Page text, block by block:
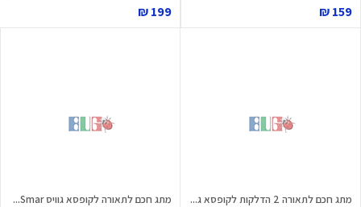
159 ₪
199 ₪
מתג חכם לתאורה 2 הדלקות לקופסא ג... מתג חכם לתאורה לקופסא גוויס Smar...